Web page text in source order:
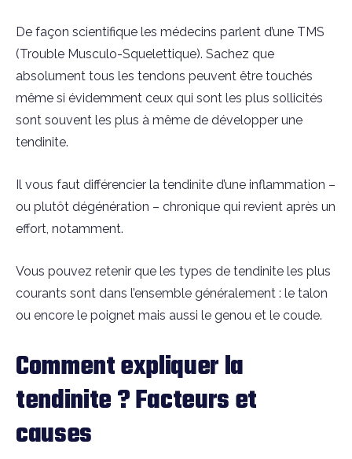
De façon scientifique les médecins parlent d’une TMS
(Trouble Musculo-Squelettique). Sachez que
absolument tous les tendons peuvent être touchés
même si évidemment ceux qui sont les plus sollicités
sont souvent les plus à même de développer une
tendinite.
Il vous faut différencier la tendinite d’une inflammation –
ou plutôt dégénération – chronique qui revient après un
effort, notamment.
Vous pouvez retenir que les types de tendinite les plus
courants sont dans l’ensemble généralement : le talon
ou encore le poignet mais aussi le genou et le coude.
Comment expliquer la
tendinite ? Facteurs et
causes